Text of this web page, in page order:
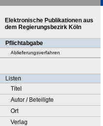
Elektronische Publikationen aus
dem Regierungsbezirk Köln
Pflichtabgabe
Ablieferungsverfahren
Listen
Titel
Autor / Beteiligte
Ort
Verlag